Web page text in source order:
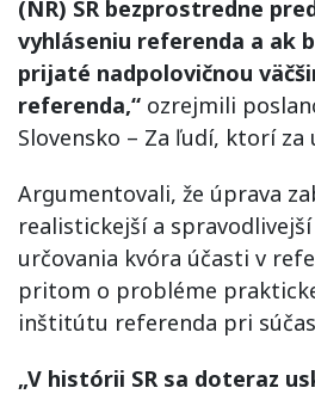
(NR) SR bezprostredne
vyhláseniu referenda a ak
prijaté nadpolovičnou
referenda,“ ozrejmili
Slovensko – Za ľudí, ktorí za
Argumentovali, že úprava
realistickejší a
určovania kvóra účasti v
pritom o probléme
inštitútu referenda pri
„V histórii SR sa doteraz